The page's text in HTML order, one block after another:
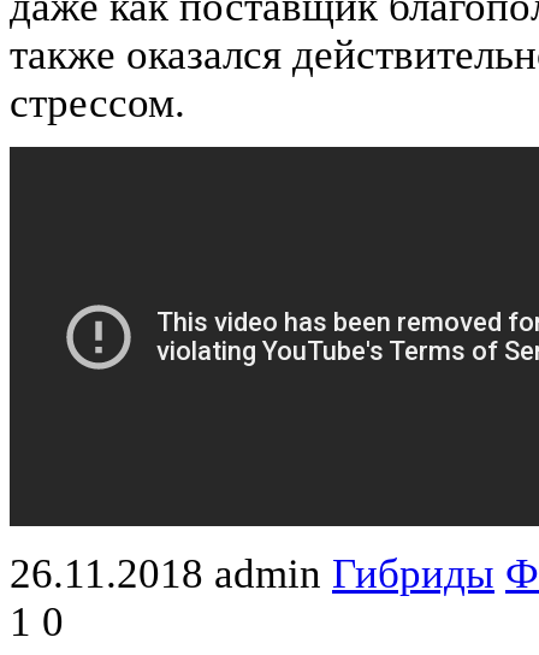
также оказался
стрессом.
26.11.2018 admin Гибриды
1 0